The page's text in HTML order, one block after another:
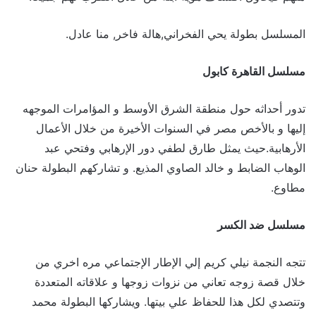
المسلسل بطولة يحي الفخراني,هالة فاخر, منا عادل.
مسلسل القاهرة كابول
تدور أحداثه حول منطقة الشرق الأوسط و المؤامرات الموجهه
إليها و بالأخص مصر في السنوات الأخيرة من خلال الأعمال
الأرهابية.حيث يمثل طارق لطفي دور الإرهابي وفتحي عبد
الوهاب الضابط و خالد الصاوي المذيع. و تشاركهم البطولة حنان
مطاوع.
مسلسل ضد الكسر
تتجه النجمة نيلي كريم إلي الإطار الإجتماعي مره اخري من
خلال قصة زوجه تعاني من نزوات زوجها و علاقاته المتعددة
وتتصدي لكل هذا للحفاظ علي بيتها. ويشاركها البطولة محمد